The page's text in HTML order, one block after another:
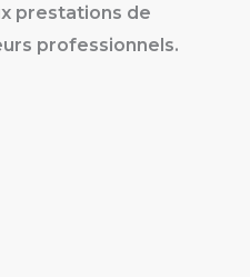
prestations de
professionnels.